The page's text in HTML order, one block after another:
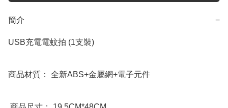
簡介 −
USB充電電蚊拍 (1支裝)
商品材質： 全新ABS+金屬網+電子元件